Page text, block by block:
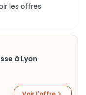
les offres
à Lyon